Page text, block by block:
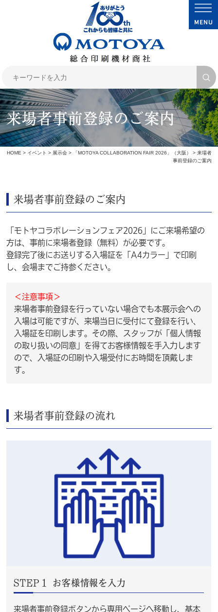
来場者事前登録のご案内
HOME> イベント > 展示会> 「MOTOYA COLLABORATION FAIR 2026」（大阪）
> 来場者
事前登録のご案内
来場者事前登録のご案内
「モトヤコラボレーションフェア2026」にご来場希望の
方は、事前に来場者登録（無料）が必要です。
登録完了後にお送りする入場証を「A4カラー」で印刷
し、会場までご持参ください。
＜注意事項＞
来場者事前登録を行っていない場合でも本展示会への
入場は可能ですが、来場当日に受付にて登録を行い、
入場証を印刷します。その際、スタッフが「個人情報
の取り扱いの同意」を得てお客様情報を手入力します
ので、入場証の印刷や入場受付にお時間を頂戴しま
す。
来場者事前登録の流れ
STEP１ お客様情報を入力
来場者事前登録ボタンから専用ページへ移動し、基本